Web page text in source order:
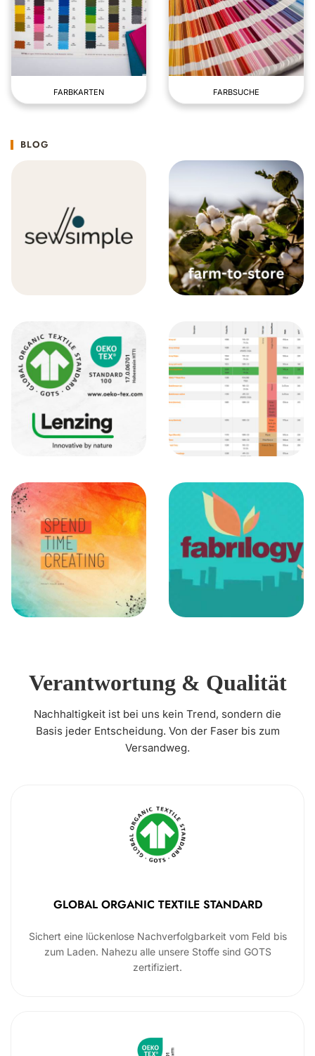
FARBKARTEN FARBSUCHE
BLOG
Verantwortung & Qualität
Nachhaltigkeit ist bei uns kein Trend, sondern die
Basis jeder Entscheidung. Von der Faser bis zum
Versandweg.
GLOBAL ORGANIC TEXTILE STANDARD
Sichert eine lückenlose Nachverfolgbarkeit vom Feld bis
zum Laden. Nahezu alle unsere Stoffe sind GOTS
zertifiziert.